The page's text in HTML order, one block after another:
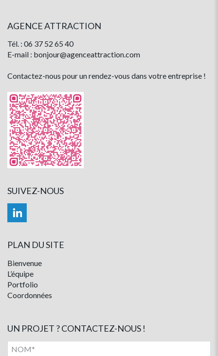
AGENCE ATTRACTION
Tél. : 06 37 52 65 40
E-mail : bonjour@agenceattraction.com
Contactez-nous pour un rendez-vous dans votre entreprise !
SUIVEZ-NOUS
PLAN DU SITE
Bienvenue
L’équipe
Portfolio
Coordonnées
UN PROJET ? CONTACTEZ-NOUS !